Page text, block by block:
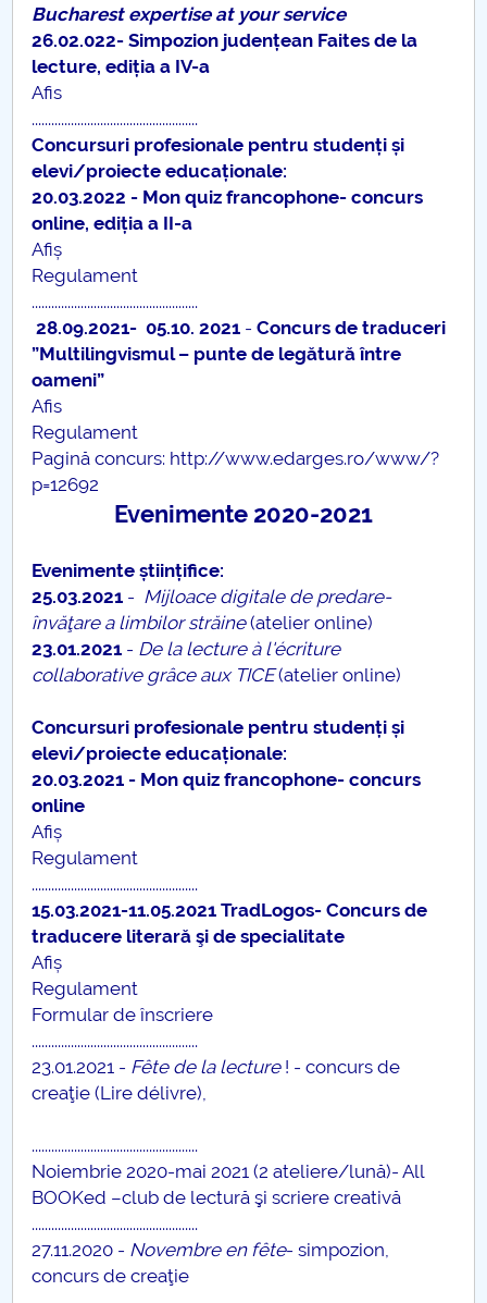
Bucharest expertise at your service
26.02.022- Simpozion judențean Faites de la
lecture, ediția a IV-a
Afis
...................................................
Concursuri profesionale pentru studenți și
elevi/proiecte educaționale:
20.03.2022 - Mon quiz francophone- concurs
online, ediția a II-a
Afiș
Regulament
...................................................
28.09.2021- 05.10. 2021 -Concurs de traduceri
”Multilingvismul – punte de legătură între
oameni”
Afis
Regulament
Pagină concurs: http://www.edarges.ro/www/?
p=12692
Evenimente 2020-2021
Evenimente științifice:
25.03.2021 - Mijloace digitale de predare-
învăţare a limbilor străine(atelier online)
23.01.2021 - De la lecture à l'écriture
collaborative grâce aux TICE(atelier online)
Concursuri profesionale pentru studenți și
elevi/proiecte educaționale:
20.03.2021 - Mon quiz francophone- concurs
online
Afiș
Regulament
...................................................
15.03.2021-11.05.2021 TradLogos- Concurs de
traducere literară şi de specialitate
Afiș
Regulament
Formular de înscriere
...................................................
23.01.2021 - Fête de la lecture! - concurs de
creaţie (Lire délivre),
...................................................
Noiembrie 2020-mai 2021 (2 ateliere/lună)- All
BOOKed –club de lectură şi scriere creativă
...................................................
27.11.2020 - Novembre en fête- simpozion,
concurs de creaţie